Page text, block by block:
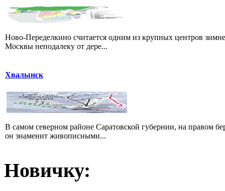
Ново-Переделкино считается одним из крупных центров
Москвы неподалеку от дере...
Хвалынск
В самом северном районе Саратовской губернии, на правом
он знаменит живописными...
Новичку: